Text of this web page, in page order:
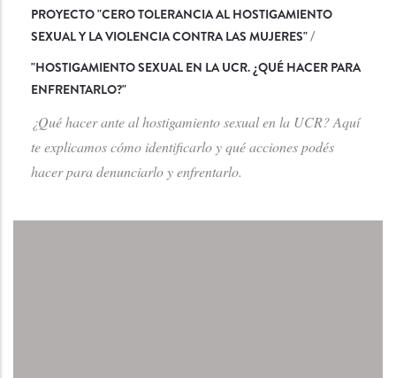
PROYECTO "CERO TOLERANCIA AL HOSTIGAMIENTO
SEXUAL Y LA VIOLENCIA CONTRA LAS MUJERES" /
"HOSTIGAMIENTO SEXUAL EN LA UCR. ¿QUÉ HACER PARA
ENFRENTARLO?"
¿Qué hacer ante al hostigamiento sexual en la UCR? Aquí
te explicamos cómo identificarlo y qué acciones podés
hacer para denunciarlo y enfrentarlo.